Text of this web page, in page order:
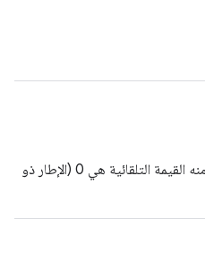
الذي يجب إزالة CSS منه القيمة التلقائية هي 0 (الإطار ذو